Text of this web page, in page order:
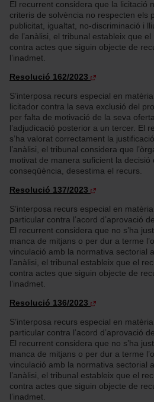
El recurrent considera que la licitació
criteris de solvència no respecten els
publicitat, igualtat, no-discriminació i
de l’anàlisi, el tribunal estableix que
contra actes que siguin objecte de
l’inadmet.
Resolució 162/2023
S’interposa recurs especial en
licitador contra la seva exclusió del
per falta de motivació de la seva
l’adjudicació posterior a un tercer. El
s’ha valorat correctament la
l’anàlisi, el tribunal considera que
motivat de manera suficient la decisió
conseqüència, desestima el recurs.
Resolució 137/2023
S’interposa recurs especial en
particular contra l’acord d’aprovació
El recurrent considera que no s’ha
manca de mitjans o per dur a terme
vinculació amb la normativa sectorial
l’anàlisi, el tribunal estableix que el
contra actes que siguin objecte de
l’inadmet.
Resolució 136/2023
S’interposa recurs especial en
particular contra l’acord d’aprovació
El recurrent considera que no s’ha
manca de mitjans o per dur a terme
vinculació amb la normativa sectorial
l’anàlisi, el tribunal estableix que el
contra actes que siguin objecte de
l’inadmet.